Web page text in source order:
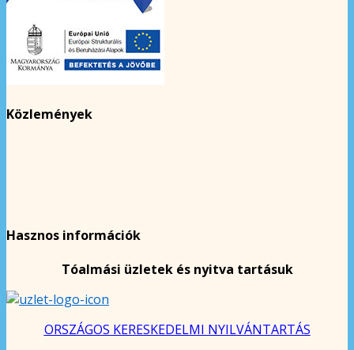
Közlemények
Hasznos információk
Tóalmási üzletek és nyitva tartásuk
ORSZÁGOS KERESKEDELMI NYILVÁNTARTÁS